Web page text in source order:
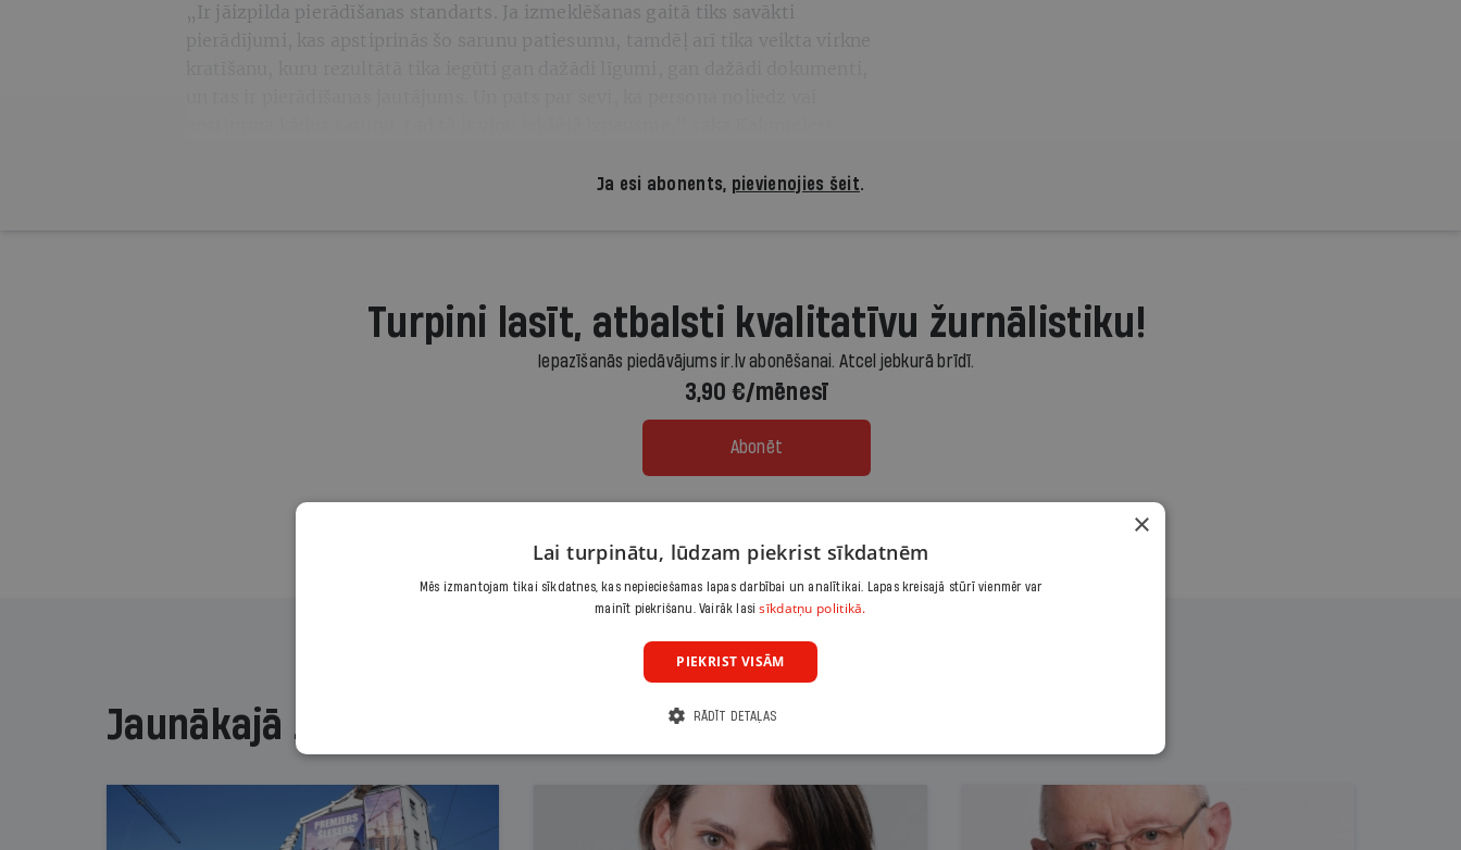
„Ir jāizpilda pierādīšanas standarts. Ja izmeklēšanas gaitā tiks savākti
pierādījumi, kas apstiprinās šo sarunu patiesumu, tamdēļ arī tika veikta virkne
Ja esi abonents, pievienojies šeit.
Turpini lasīt, atbalsti kvalitatīvu žurnālistiku!
Iepazīšanās piedāvājums ir.lv abonēšanai. Atcel jebkurā brīdī.
3,90 €/mēnesī
Abonēt
Jaunākajā žurnālā
×
Lai turpinātu, lūdzam piekrist sīkdatnēm
Mēs izmantojam tikai sīkdatnes, kas nepieciešamas lapas darbībai un analītikai. Lapas kreisajā stūrī vienmēr var
mainīt piekrišanu. Vairāk lasisīkdatņu politikā.
PIEKRIST VISĀM
RĀDĪT DETAĻAS